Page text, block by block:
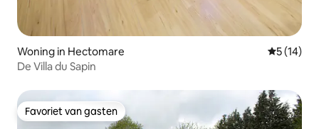
Woning in Hectomare
5 (14)
De Villa du Sapin
Favoriet van gasten
Favoriet van gasten